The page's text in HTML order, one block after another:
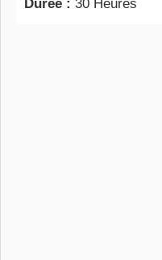
Durée : 30 Heures